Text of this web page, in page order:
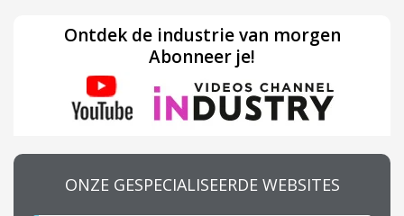
Ontdek de industrie van morgen
Abonneer je!
ONZE GESPECIALISEERDE WEBSITES